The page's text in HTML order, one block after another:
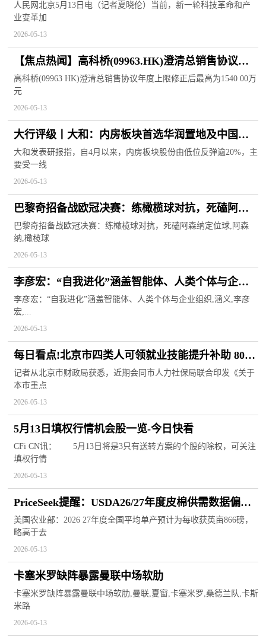
人民网北京5月13日电（记者夏晓伦）当前，新一轮科技革命和产
业变革加
2026-05-13
【焦点热闻】高科桥(09963.HK)澄清总销售协议年
度上限 修正后最高为1540.00万元
高科桥(09963 HK)澄清总销售协议年度上限修正后最高为1540 00万
元
2026-05-13
大行评级丨大和：内房板块首选华润置地及中国海
外发展，评级同为“买入”
大和发表研报指，自4月以来，内房板块股份由低位反弹逾20%，主
要受一线
2026-05-13
巴黎奇招备战欧冠决赛：练橄榄球对抗，死磕阿森
纳定位球 今头条
巴黎奇招备战欧冠决赛：练橄榄球对抗，死磕阿森纳定位球,阿森
纳,橄榄球
2026-05-13
李彦宏：“自我进化”涵盖智能体、人类个体与企业
组织
李彦宏：“自我进化”涵盖智能体、人类个体与企业组织,涵义,李彦
宏,...
2026-05-13
每日看点!北京市四类人可领就业技能提升补助 800
元至2400元不等
记者从北京市财政局获悉，近期会同市人力社保局联合印发《关于
本市重点
2026-05-13
5月13日填权行情机会股一览-今日快看
CFi CN讯： 5月13日将是3只有送转方案的个股的除权，可关注
填权行情
2026-05-13
PriceSeek提醒：USDA26/27年度皮棉供需数据偏利
好
美国农业部：2026 27年度全国平均单产预计为每收获英亩866磅，
略高于去
2026-05-13
卡塞米罗缺阵暴露曼联中场软肋
卡塞米罗缺阵暴露曼联中场软肋,曼联,夏窗,卡塞米罗,桑德兰队,卡斯
米路
2026-05-13